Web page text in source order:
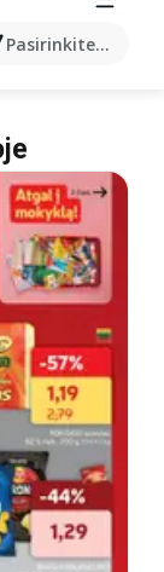
Pasirinkite miestą